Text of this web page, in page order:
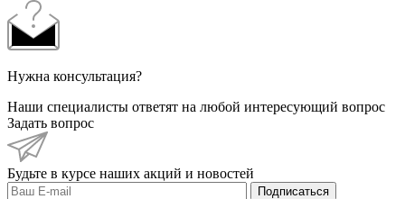
Нужна консультация?
Наши специалисты ответят на любой интересующий вопрос
Задать вопрос
Будьте в курсе наших акций и новостей
Подписаться